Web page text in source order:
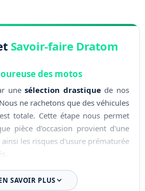
Savoir-faire Dratom
des motos
unesélection drastiquede nos
ne rachetons que des véhicules
totale. Cette étape nous permet
pièce d'occasion provient d'une
les risques d'usure prématurée
en atelier
SAVOIR PLUS